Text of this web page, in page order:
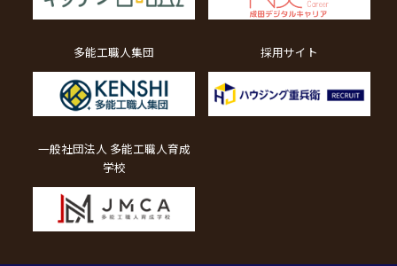
多能工職人集団 採用サイト
一般社団法人 多能工職人育成
学校